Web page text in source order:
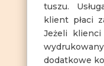
tuszu.
klient płaci
Jeżeli
dodatkowe